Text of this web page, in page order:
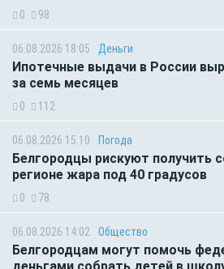
0 98
06.08.2026 18:05 Деньги
Ипотечные выдачи в России
за семь месяцев
0 112
06.08.2026 15:10 Погода
Белгородцы рискуют получить
регионе жара под 40 градусов
0 78
06.08.2026 14:02 Общество
Белгородцам могут помочь